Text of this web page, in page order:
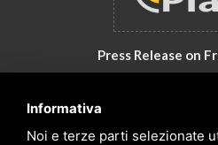
Press Release on
Informativa
Noi e terze parti selezionate